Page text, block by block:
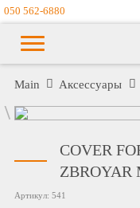
050 562-6880
Main Аксессуары
COVER
ZBROYAR
Артикул: 541